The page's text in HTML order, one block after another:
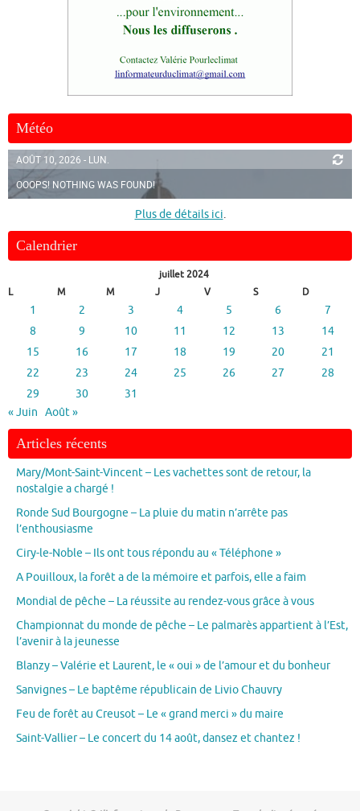
Météo
AOÛT 10, 2026 - LUN.
OOOPS! NOTHING WAS FOUND!
Plus de détails ici.
Calendrier
juillet 2024
L
M M J V S D
1 2 3 4 5 6
7
8
9 10 11 12 13
14
15
16 17 18 19 20
21
22
23 24 25 26 27
28
29
30
31
« Juin Août »
Articles récents
Mary/Mont-Saint-Vincent – Les vachettes sont de retour, la
nostalgie a chargé !
Ronde Sud Bourgogne – La pluie du matin n’arrête pas
l’enthousiasme
Ciry-le-Noble – Ils ont tous répondu au « Téléphone »
A Pouilloux, la forêt a de la mémoire et parfois, elle a faim
Mondial de pêche – La réussite au rendez-vous grâce à vous
Championnat du monde de pêche – Le palmarès appartient à l’Est,
l’avenir à la jeunesse
Blanzy – Valérie et Laurent, le « oui » de l’amour et du bonheur
Sanvignes – Le baptême républicain de Livio Chauvry
Feu de forêt au Creusot – Le « grand merci » du maire
Saint-Vallier – Le concert du 14 août, dansez et chantez !